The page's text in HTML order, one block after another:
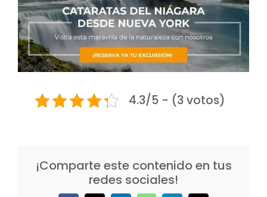
4.3/5 - (3 votos)
¡Comparte este contenido en tus
redes sociales!